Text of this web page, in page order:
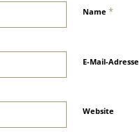
Name *
E-Mail-Adresse
Website